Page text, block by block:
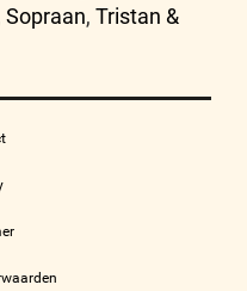
Sopraan, Tristan &